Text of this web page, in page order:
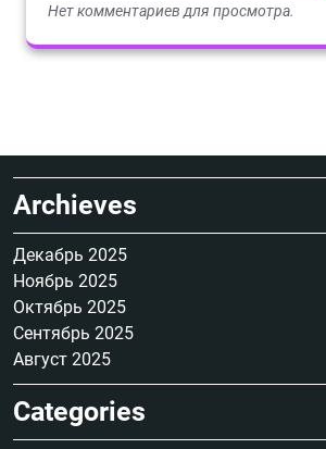
Нет комментариев для просмотра.
Archieves
Декабрь 2025
Ноябрь 2025
Октябрь 2025
Сентябрь 2025
Август 2025
Categories